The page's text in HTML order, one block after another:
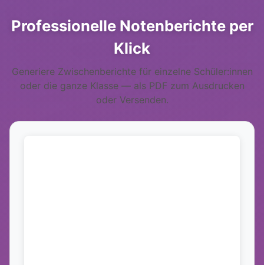
Professionelle Notenberichte per
Klick
Generiere Zwischenberichte für einzelne Schüler:innen
oder die ganze Klasse — als PDF zum Ausdrucken
oder Versenden.